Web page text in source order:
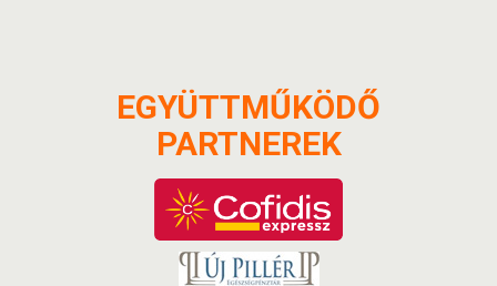
EGYÜTTMŰKÖDŐ
PARTNEREK